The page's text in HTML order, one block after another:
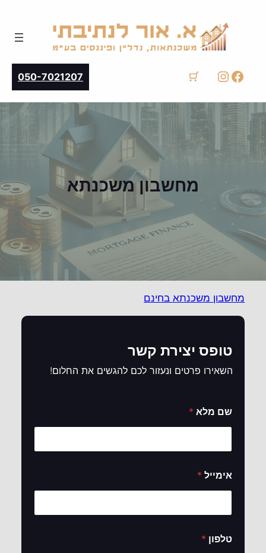
facebook
instagram
050-7021207
מחשבון משכנתא
מחשבון משכנתא בחינם
טופס יצירת קשר
השאירו פרטים ונעזור לכם להגשים את החלום!
שם מלא *
אימייל *
טלפון *